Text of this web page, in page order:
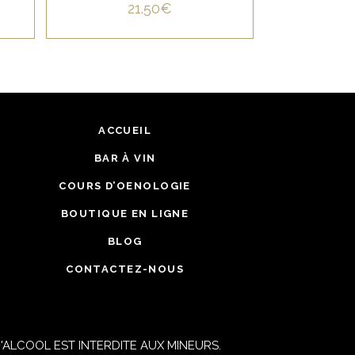
21.50€
ACCUEIL
BAR À VIN
COURS D’OENOLOGIE
BOUTIQUE EN LIGNE
BLOG
CONTACTEZ-NOUS
EST INTERDITE AUX MINEURS.